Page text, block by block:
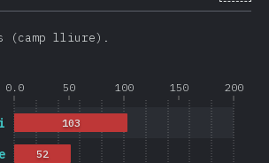
(camp lliure).
0.0 50 100 150 200
52
103